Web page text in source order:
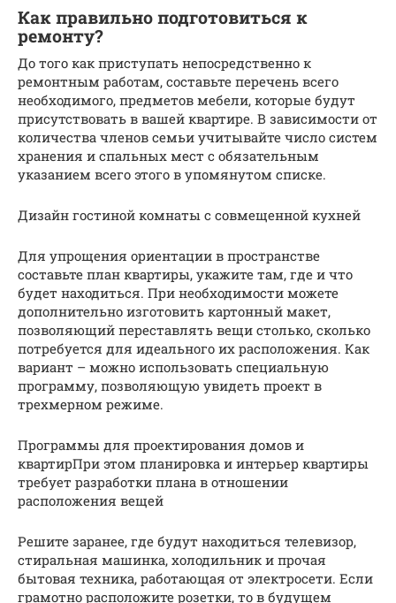
Как правильно подготовиться к
ремонту?
До того как приступать непосредственно к
ремонтным работам, составьте перечень всего
необходимого, предметов мебели, которые будут
присутствовать в вашей квартире. В зависимости от
количества членов семьи учитывайте число систем
хранения и спальных мест с обязательным
указанием всего этого в упомянутом списке.
Дизайн гостиной комнаты с совмещенной кухней
Для упрощения ориентации в пространстве
составьте план квартиры, укажите там, где и что
будет находиться. При необходимости можете
дополнительно изготовить картонный макет,
позволяющий переставлять вещи столько, сколько
потребуется для идеального их расположения. Как
вариант – можно использовать специальную
программу, позволяющую увидеть проект в
трехмерном режиме.
Программы для проектирования домов и
квартирПри этом планировка и интерьер квартиры
требует разработки плана в отношении
расположения вещей
Решите заранее, где будут находиться телевизор,
стиральная машинка, холодильник и прочая
бытовая техника, работающая от электросети. Если
грамотно расположите розетки, то в будущем